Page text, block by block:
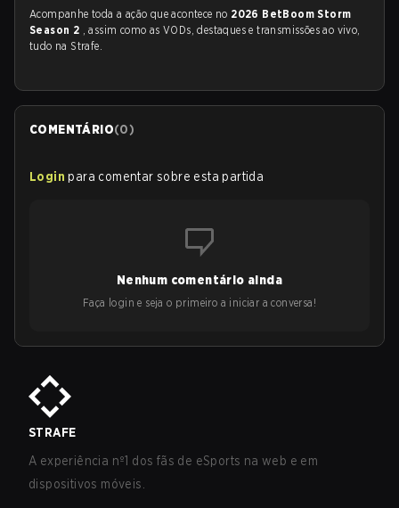
Acompanhe toda a ação que acontece no 2026 BetBoom Storm
Season 2 , assim como as VODs, destaques e transmissões ao vivo,
tudo na Strafe.
COMENTÁRIO(0)
Login para comentar sobre esta partida
Nenhum comentário ainda
Faça login e seja o primeiro a iniciar a conversa!
STRAFE
A experiência nº1 dos fãs de eSports na web e em
dispositivos móveis.